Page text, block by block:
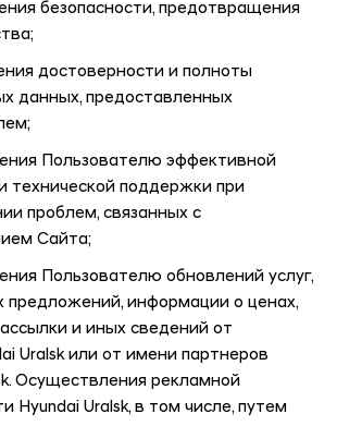
безопасности, предотвращения
достоверности и полноты
данных, предоставленных
Пользователю эффективной
технической поддержки при
проблем, связанных с
Сайта;
Пользователю обновлений услуг,
предложений, информации о ценах,
и иных сведений от
Uralskили от имени партнеров
. Осуществления рекламной
Hyundai Uralsk, в том числе, путем